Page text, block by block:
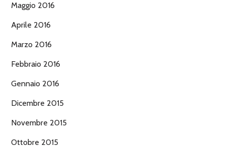
Maggio 2016
Aprile 2016
Marzo 2016
Febbraio 2016
Gennaio 2016
Dicembre 2015
Novembre 2015
Ottobre 2015